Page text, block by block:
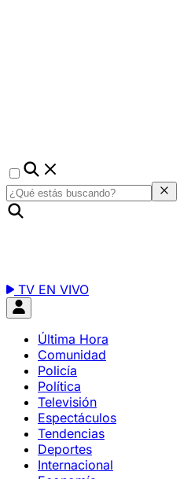
TV EN VIVO
Última Hora
Comunidad
Policía
Política
Televisión
Espectáculos
Tendencias
Deportes
Internacional